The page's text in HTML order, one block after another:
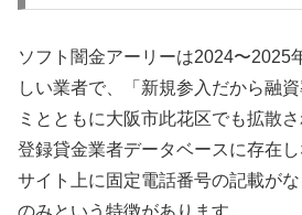
ソフト闇金アーリーは2024〜2025
しい業者で、「新規参入だから融
ミとともに大阪市此花区でも拡散
登録貸金業者データベースに存在し
サイト上に固定電話番号の記載が
のみという特徴があります。